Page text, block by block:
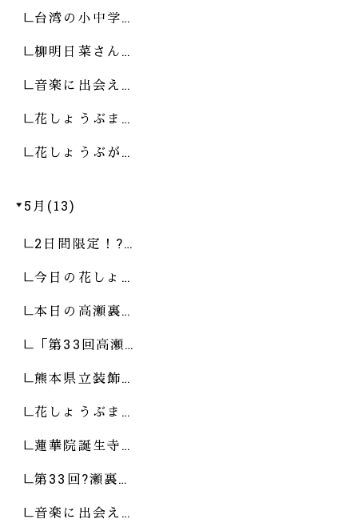
台湾の小中学…
柳明日菜さん…
音楽に出会え…
花しょうぶま…
花しょうぶが…
5月(13)
2日間限定！?…
今日の花しょ…
本日の高瀬裏…
「第33回高瀬…
熊本県立装飾…
花しょうぶま…
蓮華院誕生寺…
第33回?瀬裏…
音楽に出会え…